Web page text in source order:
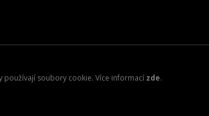
používají soubory cookie. Více informací zde.